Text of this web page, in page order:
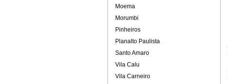
Moema
Morumbi
Pinheiros
Planalto Paulista
Santo Amaro
Vila Calu
Vila Carneiro